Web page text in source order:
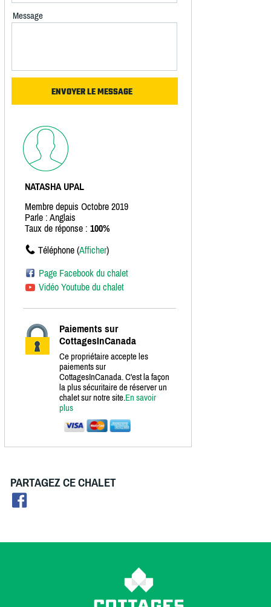
Message
NATASHA UPAL
Membre depuis Octobre 2019
Parle : Anglais
Taux de réponse : 100%
Téléphone (Afficher)
Page Facebook du chalet
Vidéo Youtube du chalet
Paiements sur
CottagesInCanada
Ce propriétaire accepte les
paiements sur
CottagesInCanada. C'est la façon
la plus sécuritaire de réserver un
chalet sur notre site.En savoir
plus
PARTAGEZ CE CHALET